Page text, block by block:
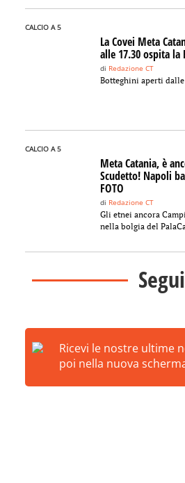
CALCIO A 5
La Covei Meta
alle 17.30 ospita la
di Redazione CT
Botteghini aperti dalle
CALCIO A 5
Meta Catania, è
Scudetto! Napoli
FOTO
di Redazione CT
Gli etnei ancora
nella bolgia del
Ricevi le nostre ultime
poi nella nuova